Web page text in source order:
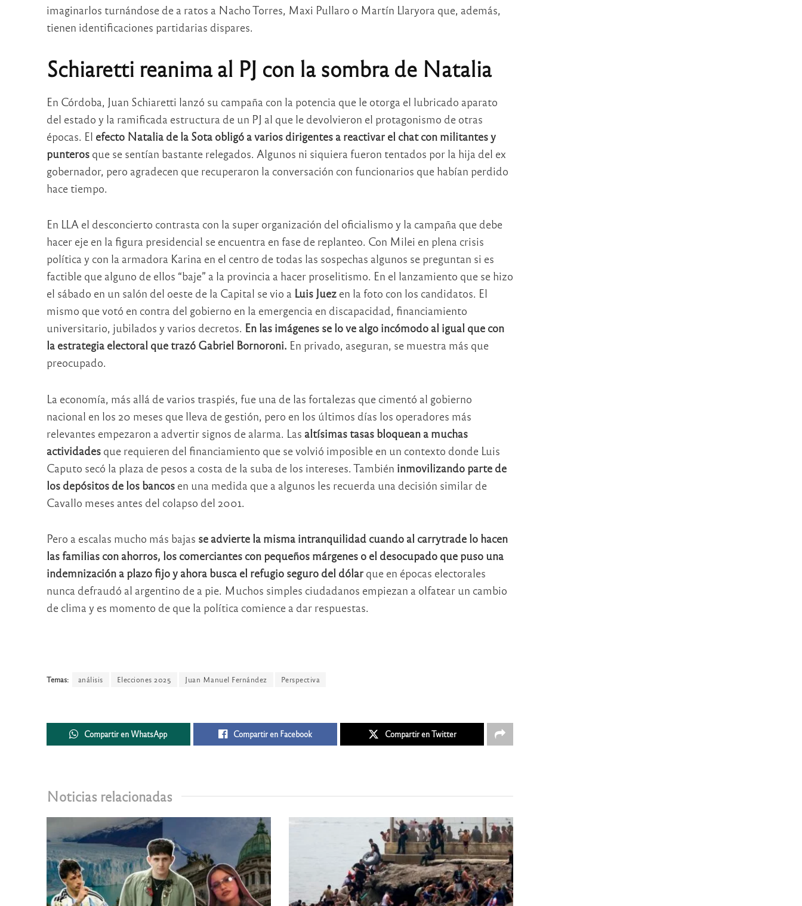
imaginarlos turnándose de a ratos a Nacho Torres, Maxi Pullaro o Martín Llaryora que, además,
tienen identificaciones partidarias dispares.
Schiaretti reanima al PJ con la sombra de Natalia
En Córdoba, Juan Schiaretti lanzó su campaña con la potencia que le otorga el lubricado aparato
del estado y la ramificada estructura de un PJ al que le devolvieron el protagonismo de otras
épocas. El efecto Natalia de la Sota obligó a varios dirigentes a reactivar el chat con militantes y
punterosque se sentían bastante relegados. Algunos ni siquiera fueron tentados por la hija del ex
gobernador, pero agradecen que recuperaron la conversación con funcionarios que habían perdido
hace tiempo.
En LLA el desconcierto contrasta con la super organización del oficialismo y la campaña que debe
hacer eje en la figura presidencial se encuentra en fase de replanteo. Con Milei en plena crisis
política y con la armadora Karina en el centro de todas las sospechas algunos se preguntan si es
factible que alguno de ellos “baje” a la provincia a hacer proselitismo. En el lanzamiento que se hizo
el sábado en un salón del oeste de la Capital se vio a Luis Juezen la foto con los candidatos. El
mismo que votó en contra del gobierno en la emergencia en discapacidad, financiamiento
universitario, jubilados y varios decretos. En las imágenes se lo ve algo incómodo al igual que con
la estrategia electoral que trazó Gabriel Bornoroni. En privado, aseguran, se muestra más que
preocupado.
La economía, más allá de varios traspiés, fue una de las fortalezas que cimentó al gobierno
nacional en los 20 meses que lleva de gestión, pero en los últimos días los operadores más
relevantes empezaron a advertir signos de alarma. Las altísimas tasas bloquean a muchas
actividadesque requieren del financiamiento que se volvió imposible en un contexto donde Luis
Caputo secó la plaza de pesos a costa de la suba de los intereses. También inmovilizando parte de
los depósitos de los bancosen una medida que a algunos les recuerda una decisión similar de
Cavallo meses antes del colapso del 2001.
Pero a escalas mucho más bajas se advierte la misma intranquilidad cuando al carrytrade lo hacen
las familias con ahorros, los comerciantes con pequeños márgenes o el desocupado que puso una
indemnización a plazo fijo y ahora busca el refugio seguro del dólarque en épocas electorales
nunca defraudó al argentino de a pie. Muchos simples ciudadanos empiezan a olfatear un cambio
de clima y es momento de que la política comience a dar respuestas.
Temas: análisis Elecciones 2025 Juan Manuel Fernández Perspectiva
Compartir en WhatsApp Compartir en Facebook Compartir en Twitter
Noticias relacionadas